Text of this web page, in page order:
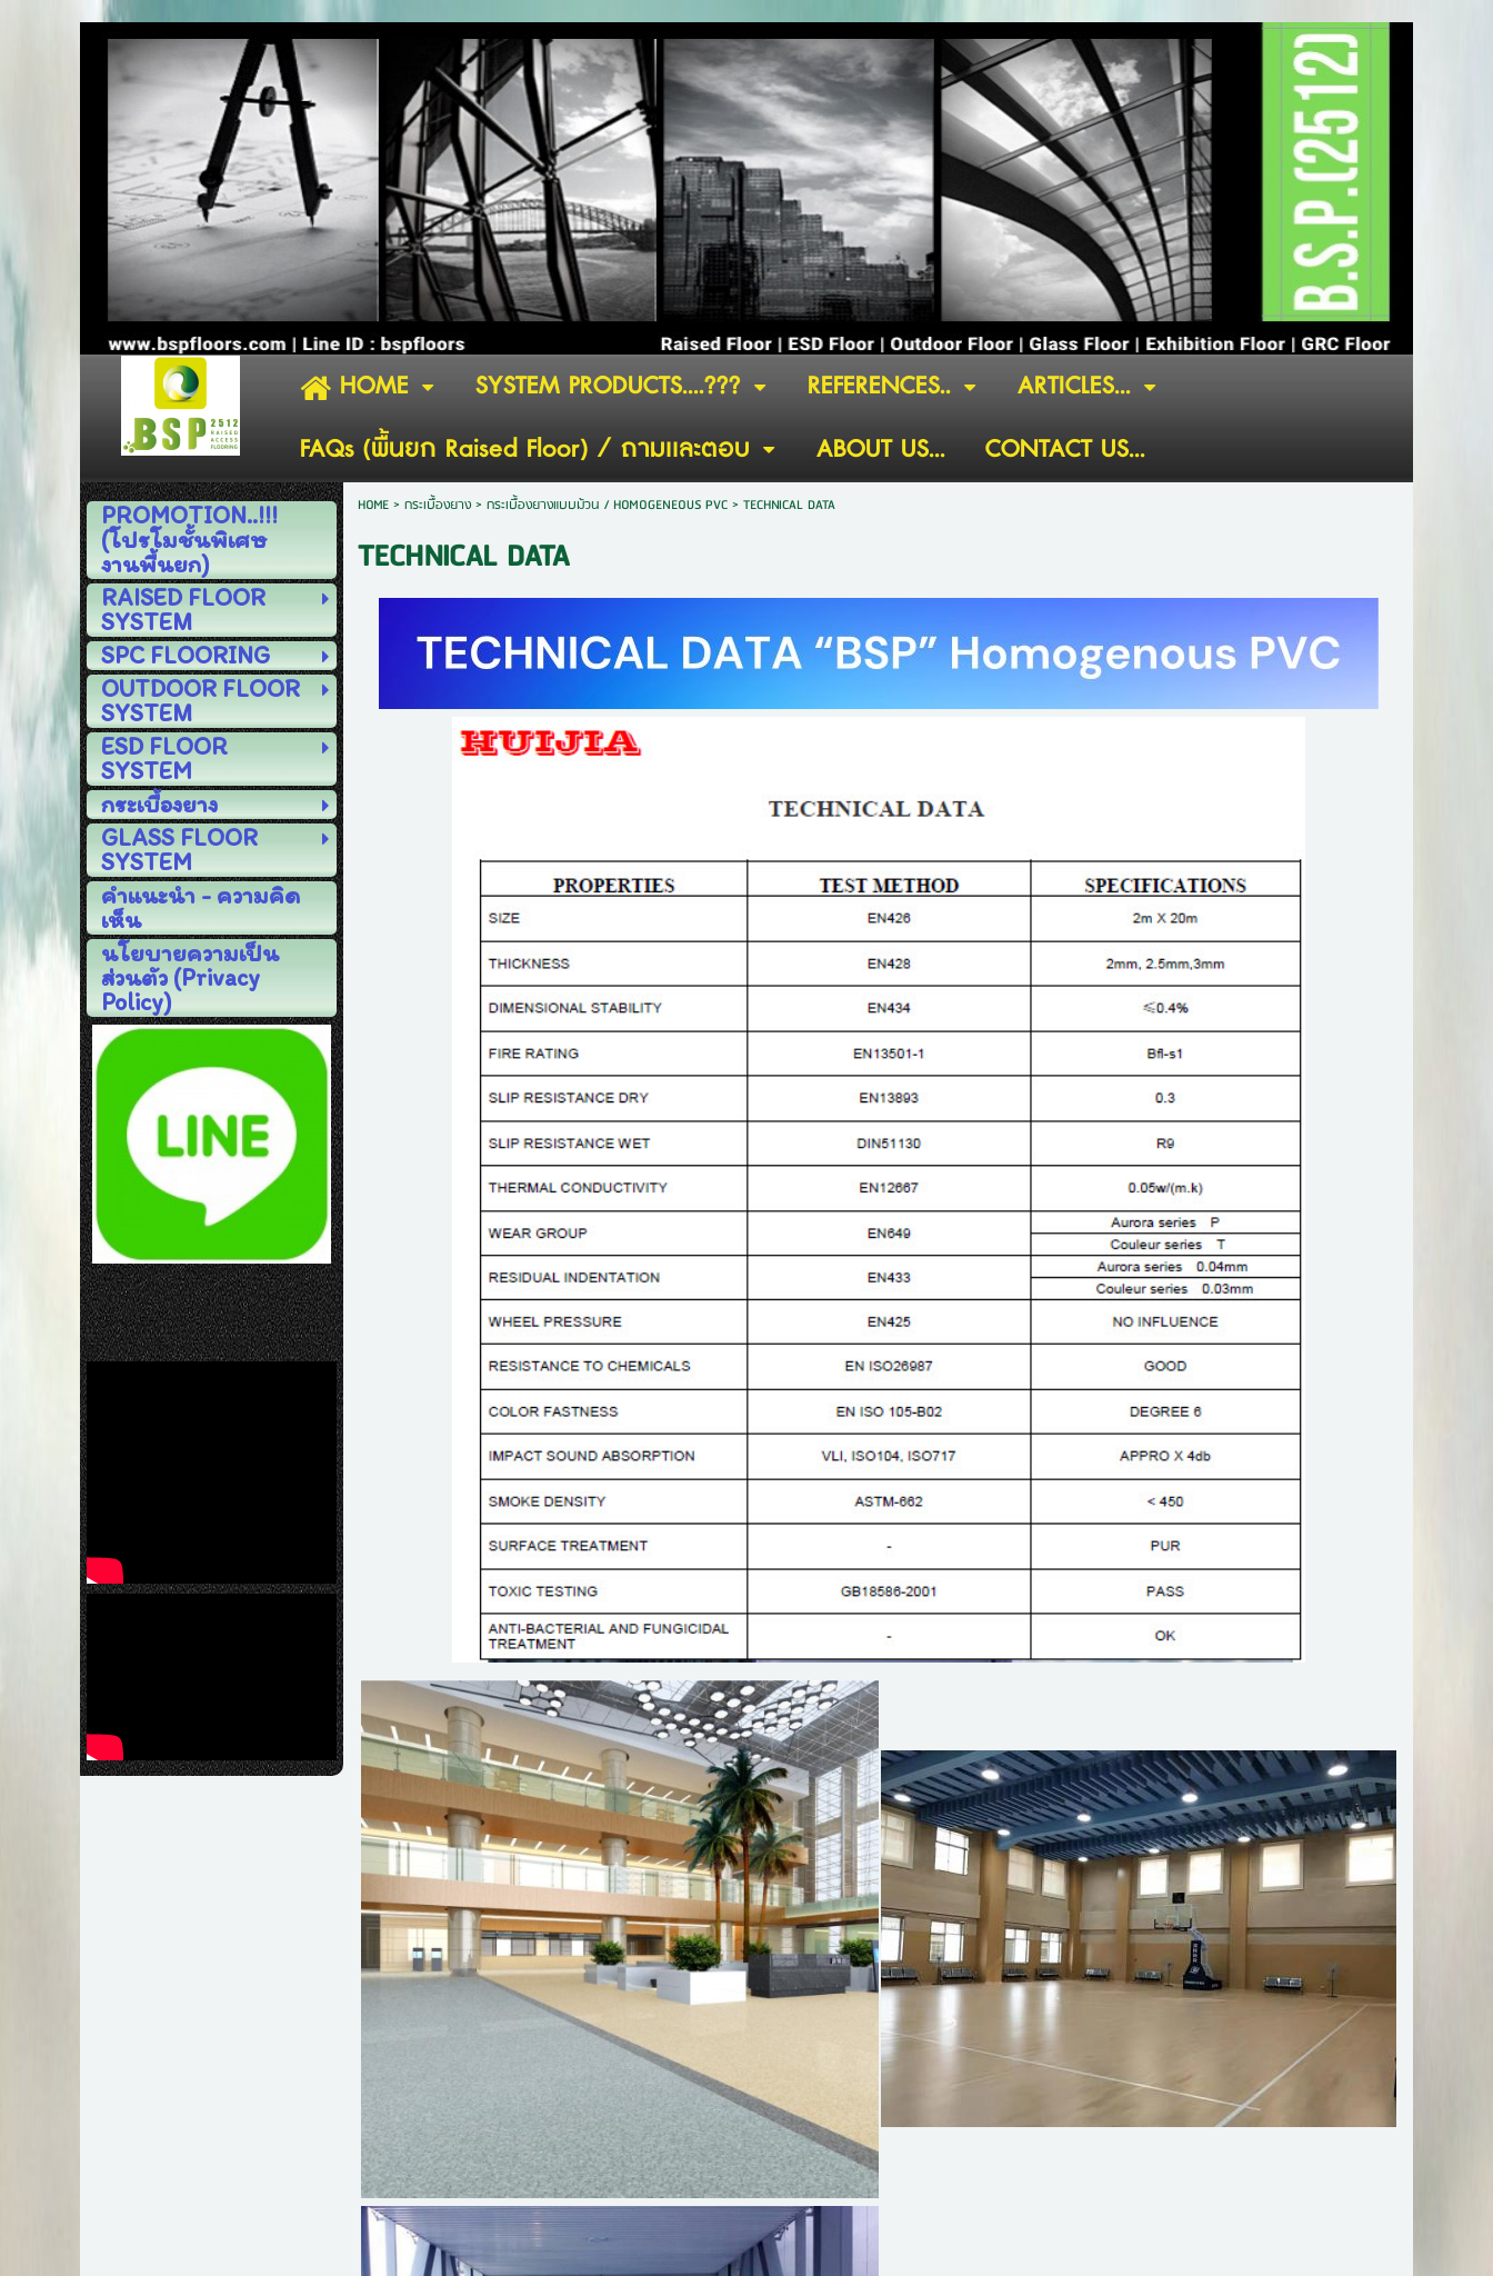
HOME SYSTEM PRODUCTS....??? REFERENCES..
ARTICLES...
FAQs (พื้นยก Raised Floor) / ถามเเละตอบ
ABOUT US... CONTACT US...
PROMOTION..!!!
(โปรโมชั้นพิเศษ
งานพื้นยก)
RAISED FLOOR
SYSTEM
SPC FLOORING
OUTDOOR FLOOR
SYSTEM
ESD FLOOR
SYSTEM
กระเบื้องยาง
GLASS FLOOR
SYSTEM
คำแนะนำ - ความคิด
เห็น
นโยบายความเป็น
ส่วนตัว (Privacy
Policy)
HOME> กระเบื้องยาง> กระเบื้องยางแบบม้วน / HOMOGENEOUS PVC> TECHNICAL DATA
TECHNICAL DATA